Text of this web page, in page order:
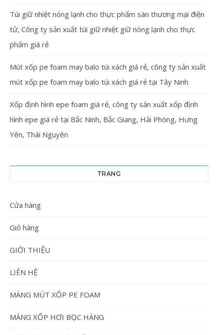
Túi giữ nhiệt nóng lạnh cho thực phẩm sàn thương mại điện
tử, Công ty sản xuất túi giữ nhiệt giữ nóng lạnh cho thực
phẩm giá rẻ
Mút xốp pe foam may balo túi xách giá rẻ, công ty sản xuất
mút xốp pe foam may balo túi xách giá rẻ tại Tây Ninh
Xốp định hình epe foam giá rẻ, công ty sản xuất xốp định
hình epe giá rẻ tại Bắc Ninh, Bắc Giang, Hải Phòng, Hưng
Yên, Thái Nguyên
TRANG
Cửa hàng
Giỏ hàng
GIỚI THIỆU
LIÊN HỆ
MÀNG MÚT XỐP PE FOAM
MÀNG XỐP HƠI BỌC HÀNG